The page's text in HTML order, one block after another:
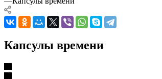
Капсулы времени